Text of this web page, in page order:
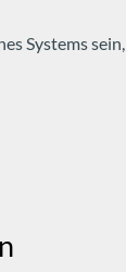
Systems